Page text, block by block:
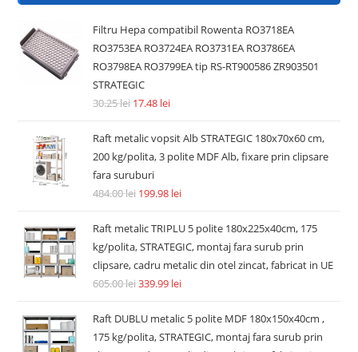
Filtru Hepa compatibil Rowenta RO3718EA
RO3753EA RO3724EA RO3731EA RO3786EA
RO3798EA RO3799EA tip RS-RT900586 ZR903501
STRATEGIC
30.25lei 17.48 lei
Raft metalic vopsit Alb STRATEGIC 180x70x60 cm,
200 kg/polita, 3 polite MDF Alb, fixare prin clipsare
fara suruburi
484.00lei 199.98 lei
Raft metalic TRIPLU 5 polite 180x225x40cm, 175
kg/polita, STRATEGIC, montaj fara surub prin
clipsare, cadru metalic din otel zincat, fabricat in UE
605.00lei339.99 lei
Raft DUBLU metalic 5 polite MDF 180x150x40cm ,
175 kg/polita, STRATEGIC, montaj fara surub prin